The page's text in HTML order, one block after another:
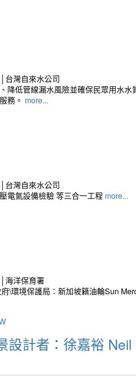
台灣自來水公司
降低管線漏水風險並確保民眾用水
務。 more...
台灣自來水公司
電氣設備檢驗 等三合一工程 more...
海洋保育署
\環境保護局：新加坡籍油輪Sun
設計者：徐嘉裕